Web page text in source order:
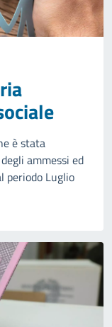
è stata
ammessi ed
periodo Luglio